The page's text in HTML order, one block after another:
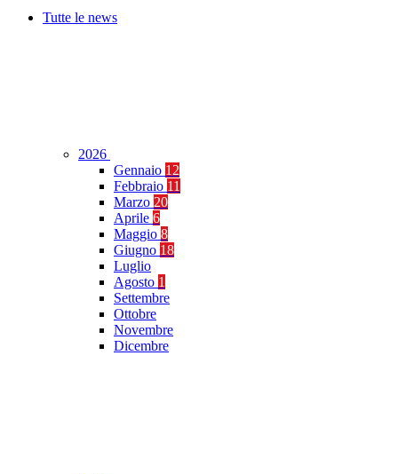
Tutte le news
2026
Gennaio 12
Febbraio 11
Marzo 20
Aprile 6
Maggio 8
Giugno 18
Luglio
Agosto 1
Settembre
Ottobre
Novembre
Dicembre